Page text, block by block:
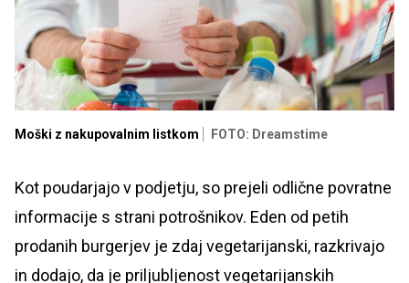
Moški z nakupovalnim listkom FOTO: Dreamstime
Kot poudarjajo v podjetju, so prejeli odlične povratne
informacije s strani potrošnikov. Eden od petih
prodanih burgerjev je zdaj vegetarijanski, razkrivajo
in dodajo, da je priljubljenost vegetarijanskih